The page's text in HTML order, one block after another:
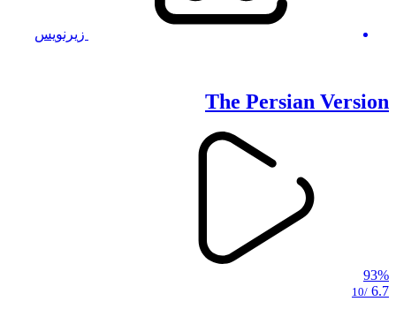
زیرنویس
The Persian Version
93%
6.7
/10